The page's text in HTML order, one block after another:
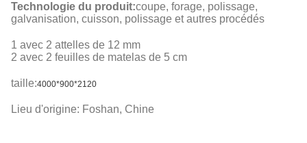
Technologie du produit:coupe, forage, polissage,
galvanisation, cuisson, polissage et autres procédés
1 avec 2 attelles de 12 mm
2 avec 2 feuilles de matelas de 5 cm
taille:4000*900*2120
Lieu d'origine: Foshan, Chine